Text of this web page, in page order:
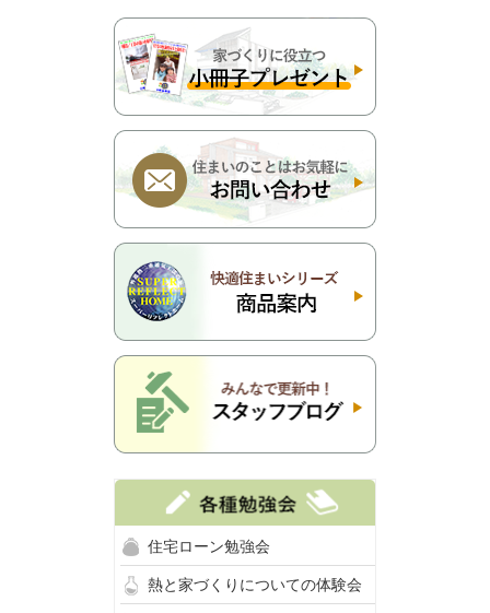
住宅ローン勉強会
熱と家づくりについての体験会